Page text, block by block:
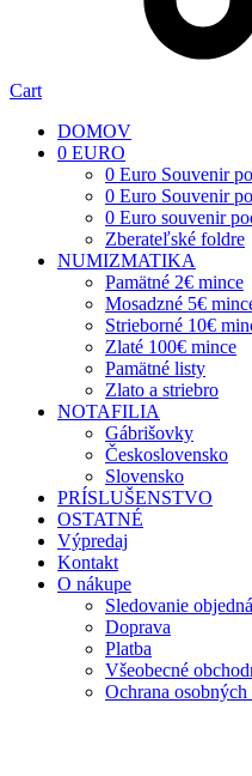
Cart
DOMOV
0 EURO
0 Euro Souvenir
0 Euro Souvenir
0 Euro souvenir
Zberateľské foldre
NUMIZMATIKA
Pamätné 2€ mince
Mosadzné 5€
Strieborné 10€
Zlaté 100€ mince
Pamätné listy
Zlato a striebro
NOTAFILIA
Gábrišovky
Československo
Slovensko
PRÍSLUŠENSTVO
OSTATNÉ
Výpredaj
Kontakt
O nákupe
Sledovanie
Doprava
Platba
Všeobecné
Ochrana